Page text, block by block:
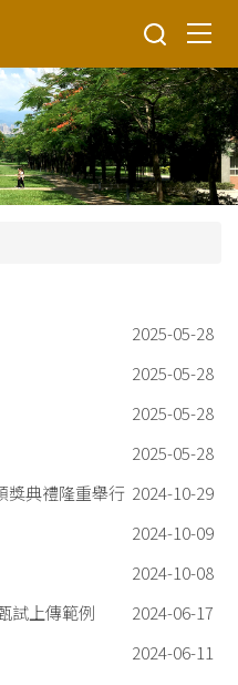
2025-05-28
2025-05-28
2025-05-28
2025-05-28
獎典禮隆重舉行 2024-10-29
2024-10-09
2024-10-08
試上傳範例
2024-06-17
2024-06-11